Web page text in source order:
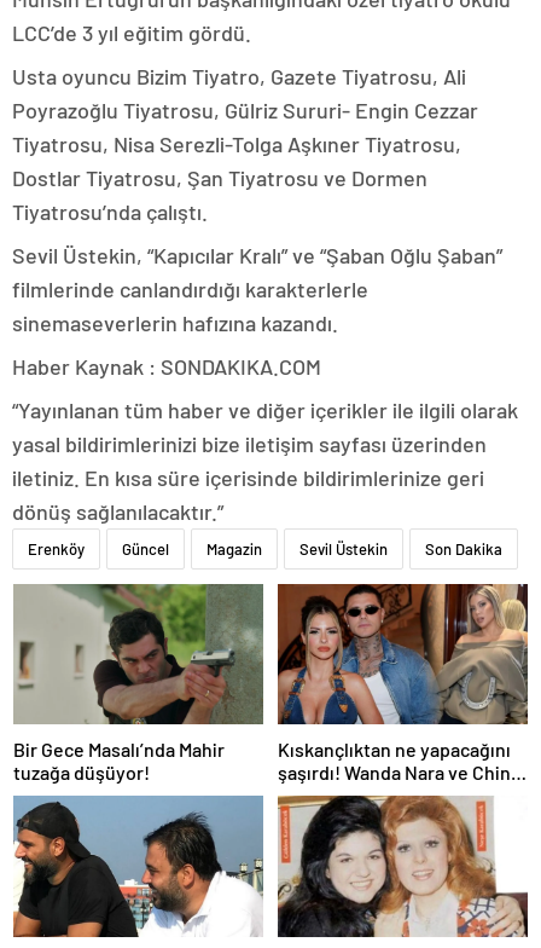
LCC’de 3 yıl eğitim gördü.
Usta oyuncu Bizim Tiyatro, Gazete Tiyatrosu, Ali
Poyrazoğlu Tiyatrosu, Gülriz Sururi- Engin Cezzar
Tiyatrosu, Nisa Serezli-Tolga Aşkıner Tiyatrosu,
Dostlar Tiyatrosu, Şan Tiyatrosu ve Dormen
Tiyatrosu’nda çalıştı.
Sevil Üstekin, “Kapıcılar Kralı” ve “Şaban Oğlu Şaban”
filmlerinde canlandırdığı karakterlerle
sinemaseverlerin hafızına kazandı.
Haber Kaynak : SONDAKIKA.COM
“Yayınlanan tüm haber ve diğer içerikler ile ilgili olarak
yasal bildirimlerinizi bize iletişim sayfası üzerinden
iletiniz. En kısa süre içerisinde bildirimlerinize geri
dönüş sağlanılacaktır.”
Erenköy Güncel Magazin Sevil Üstekin Son Dakika
Bir Gece Masalı’nda Mahir
tuzağa düşüyor!
Kıskançlıktan ne yapacağını
şaşırdı! Wanda Nara ve China
Suarez arasında not krizi
patlak verdi!